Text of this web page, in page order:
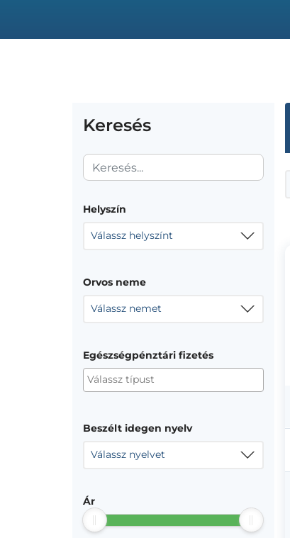
Keresés
Helyszín
Válassz helyszínt
Orvos neme
Válassz nemet
Egészségpénztári fizetés
Beszélt idegen nyelv
Válassz nyelvet
Ár